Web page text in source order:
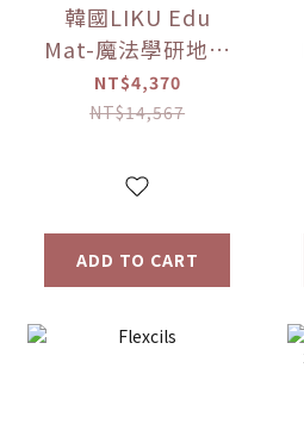
韓國LIKU Edu
Mat-魔法學研地墊
(240*140公分)
【優惠限定】(點讀
NT$4,370
NT$14,567
ADD TO CART